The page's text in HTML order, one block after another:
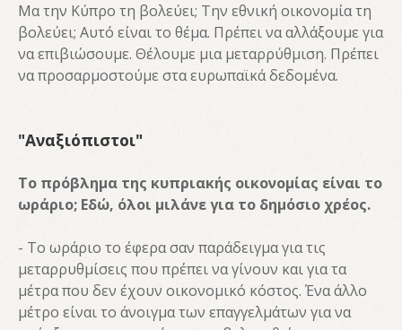
Μα την Κύπρο τη βολεύει; Την εθνική οικονομία τη
βολεύει; Αυτό είναι το θέμα. Πρέπει να αλλάξουμε για
να επιβιώσουμε. Θέλουμε μια μεταρρύθμιση. Πρέπει
να προσαρμοστούμε στα ευρωπαϊκά δεδομένα.
"Αναξιόπιστοι"
Το πρόβλημα της κυπριακής οικονομίας είναι το
ωράριο; Εδώ, όλοι μιλάνε για το δημόσιο χρέος.
- Το ωράριο το έφερα σαν παράδειγμα για τις
μεταρρυθμίσεις που πρέπει να γίνουν και για τα
μέτρα που δεν έχουν οικονομικό κόστος. Ένα άλλο
μέτρο είναι το άνοιγμα των επαγγελμάτων για να